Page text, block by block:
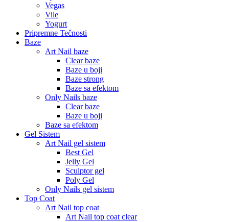
Vegas
Vile
Yogurt
Pripremne Tečnosti
Baze
Art Nail baze
Clear baze
Baze u boji
Baze strong
Baze sa efektom
Only Nails baze
Clear baze
Baze u boji
Baze sa efektom
Gel Sistem
Art Nail gel sistem
Best Gel
Jelly Gel
Sculptor gel
Poly Gel
Only Nails gel sistem
Top Coat
Art Nail top coat
Art Nail top coat clear